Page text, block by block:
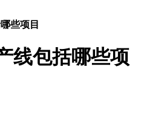
些项目
线包括哪些项